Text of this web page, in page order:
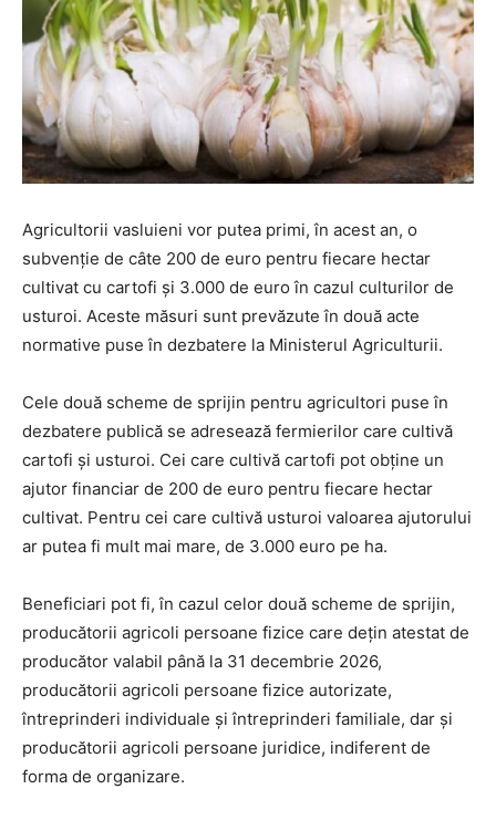
Agricultorii vasluieni vor putea primi, în acest an, o
subvenție de câte 200 de euro pentru fiecare hectar
cultivat cu cartofi și 3.000 de euro în cazul culturilor de
usturoi. Aceste măsuri sunt prevăzute în două acte
normative puse în dezbatere la Ministerul Agriculturii.
Cele două scheme de sprijin pentru agricultori puse în
dezbatere publică se adresează fermierilor care cultivă
cartofi și usturoi. Cei care cultivă cartofi pot obține un
ajutor financiar de 200 de euro pentru fiecare hectar
cultivat. Pentru cei care cultivă usturoi valoarea ajutorului
ar putea fi mult mai mare, de 3.000 euro pe ha.
Beneficiari pot fi, în cazul celor două scheme de sprijin,
producătorii agricoli persoane fizice care deţin atestat de
producător valabil până la 31 decembrie 2026,
producătorii agricoli persoane fizice autorizate,
întreprinderi individuale și întreprinderi familiale, dar și
producătorii agricoli persoane juridice, indiferent de
forma de organizare.